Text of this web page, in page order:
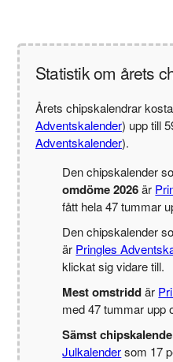
Statistik om årets
Årets chipskalendrar
Adventskalender) upp till
Adventskalender).
Den chipskalender
omdöme 2026är
fått hela 47 tummar
Den chipskalender
är Pringles
klickat sig vidare till.
Mest omstriddär
med 47 tummar upp
Sämst
Julkalendersom 17